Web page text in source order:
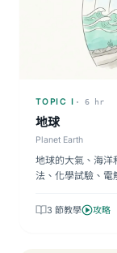
TOPIC I · 6 hr
地球
Planet Earth
地球的大氣、海洋
法、化學試驗、電
3 節教學 攻略